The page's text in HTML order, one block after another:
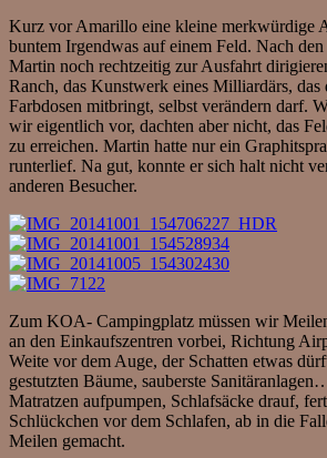
Kurz vor Amarillo eine kleine merkwürdige
buntem Irgendwas auf einem Feld. Nach
Martin noch rechtzeitig zur Ausfahrt
Ranch, das Kunstwerk eines Milliardärs, das
Farbdosen mitbringt, selbst verändern darf.
wir eigentlich vor, dachten aber nicht, das
zu erreichen. Martin hatte nur ein
runterlief. Na gut, konnte er sich halt nicht
anderen Besucher.
Zum KOA- Campingplatz müssen wir
an den Einkaufszentren vorbei, Richtung
Weite vor dem Auge, der Schatten etwas
gestutzten Bäume, sauberste
Matratzen aufpumpen, Schlafsäcke drauf,
Schlückchen vor dem Schlafen, ab in die
Meilen gemacht.